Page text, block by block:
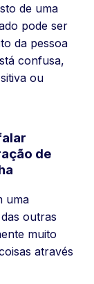
de uma
pode ser
da pessoa
confusa,
ou
de
uma
outras
muito
através